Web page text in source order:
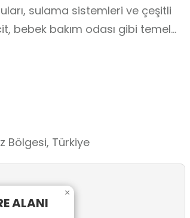
sulama sistemleri ve çeşitli
bebek bakım odası gibi temel
alanına giriş ücretsizdir. Hem
en gözde dinlenme
Bölgesi, Türkiye
ALANI
×